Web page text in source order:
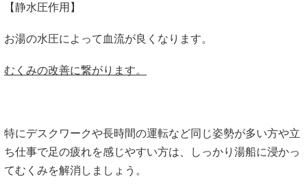
【静水圧作用】
お湯の水圧によって血流が良くなります。
むくみの改善に繋がります。
特にデスクワークや長時間の運転など同じ姿勢が多い方や立
ち仕事で足の疲れを感じやすい方は、しっかり湯船に浸かっ
てむくみを解消しましょう。